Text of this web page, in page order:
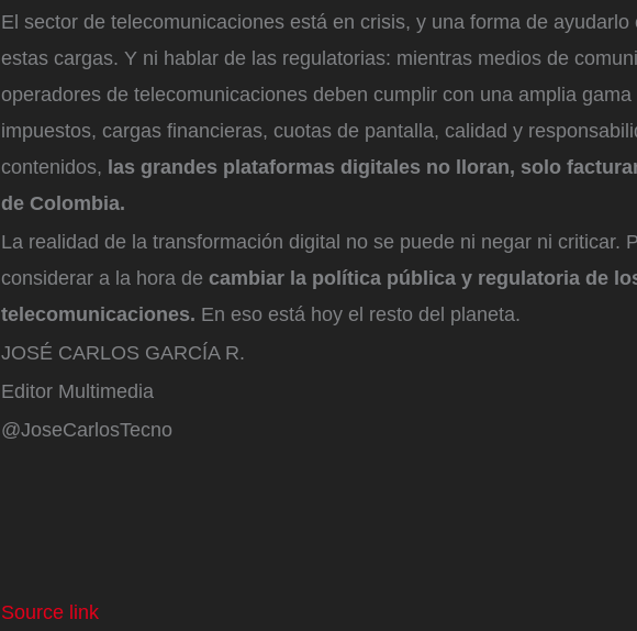
El sector de telecomunicaciones está en crisis, y una forma de ayudarlo
estas cargas. Y ni hablar de las regulatorias: mientras medios de
operadores de telecomunicaciones deben cumplir con una amplia
impuestos, cargas financieras, cuotas de pantalla, calidad y
contenidos, las grandes plataformas digitales no lloran, solo
de Colombia.
La realidad de la transformación digital no se puede ni negar ni criticar.
considerar a la hora de cambiar la política pública y regulatoria de
telecomunicaciones. En eso está hoy el resto del planeta.
JOSÉ CARLOS GARCÍA R.
Editor Multimedia
@JoseCarlosTecno
Source link